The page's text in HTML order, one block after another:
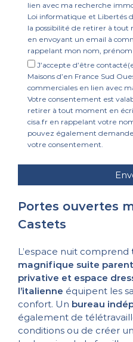
lien avec ma recherche
Loi informatique et Libertés
la possibilité de retirer à
en envoyant un email à
rappelant mon nom,
J’accepte d’être
Maisons d’en France Sud
commerciales en lien avec
Votre consentement est
retirer à tout moment en
cisa.fr en rappelant votre
pouvez également
votre consentement.
Portes ouvertes
Castets
L’espace nuit comprend
magnifique suite
privative et espace
l’italienne équipent les
confort. Un bureau
également de
conditions ou de créer